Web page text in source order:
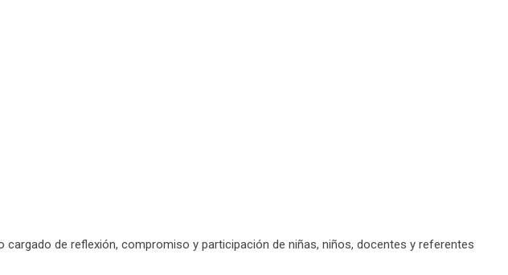
cargado de reflexión, compromiso y participación de niñas, niños, docentes y referentes